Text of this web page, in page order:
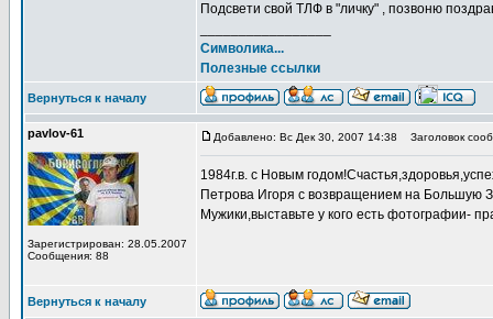
Подсвети свой ТЛФ в "личку" , позвоню
Символика...
Полезные ссылки
Вернуться к началу
pavlov-61
Зарегистрирован: 28.05.2007
Сообщения: 88
Добавлено: Вс Дек 30, 2007 14:38 Заголовок
1984г.в. с Новым
Петрова Игоря с возвращением на Большую
Мужики,выставьте у кого есть фотографии-
Вернуться к началу